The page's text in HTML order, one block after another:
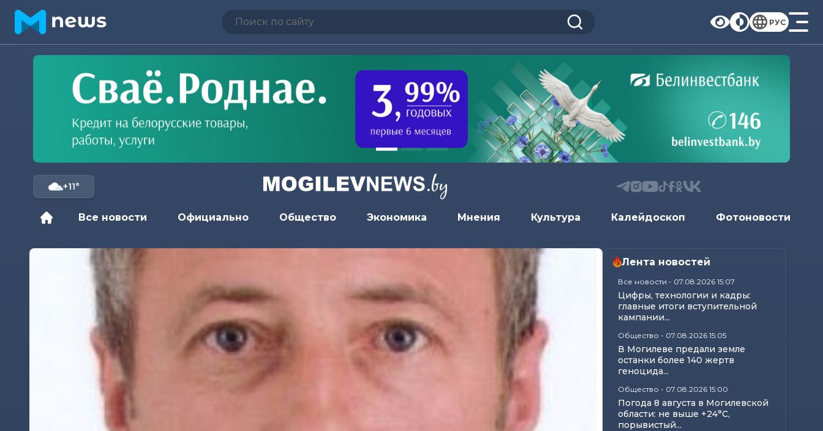
РУС
+11°
Все новости Официально Общество Экономика Мнения Культура Калейдоскоп Фотоновости
Лента новостей
Все новости - 07.08.2026 15:07
Цифры, технологии и кадры:
главные итоги вступительной
кампании...
Общество - 07.08.2026 15:05
В Могилеве предали земле
останки более 140 жертв
геноцида...
Общество - 07.08.2026 15:00
Погода 8 августа в Могилевской
области: не выше +24°С,
порывистый...